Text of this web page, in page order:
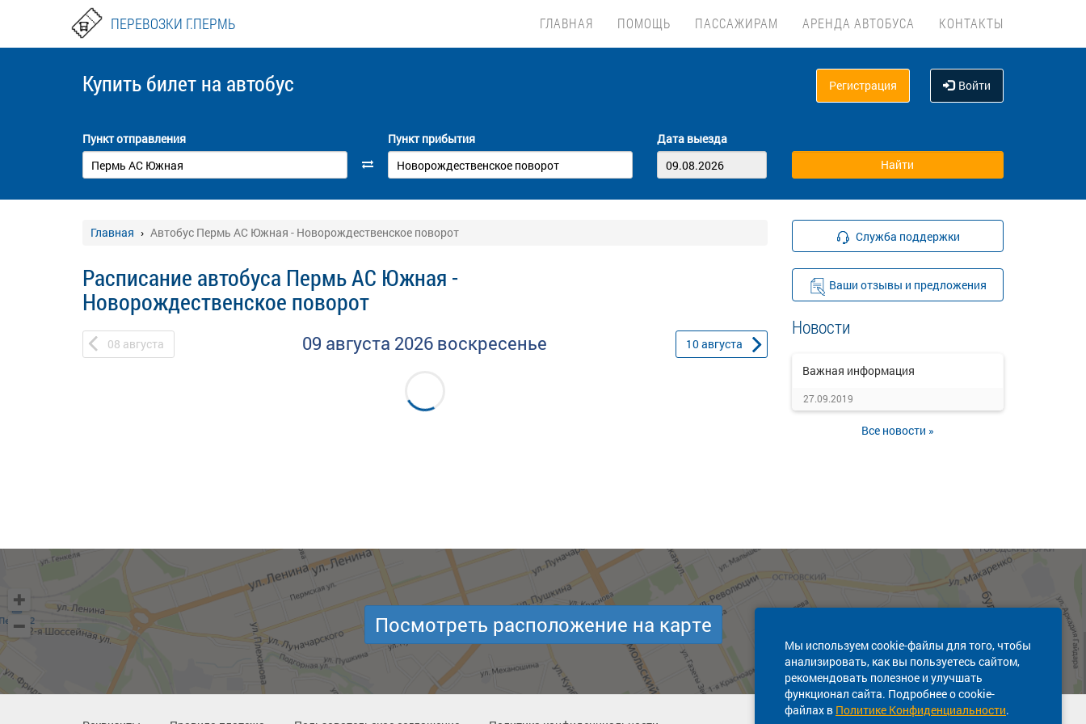
ПЕРЕВОЗКИ Г.ПЕРМЬ ГЛАВНАЯ ПОМОЩЬ ПАССАЖИРАМ АРЕНДА АВТОБУСА КОНТАКТЫ
Купить билет на автобус Регистрация Войти
Пункт отправления Пункт прибытия Дата выезда
Главная Автобус Пермь АС Южная - Новорождественское поворот
Расписание автобуса Пермь АС Южная -
Новорождественское поворот
08 августа 09 августа 2026 воскресенье 10августа
Служба поддержки
Ваши отзывы и предложения
Новости
Важная информация
27.09.2019
Все новости »
Мы используем cookie-файлы для того, чтобы
анализировать, как вы пользуетесь сайтом,
рекомендовать полезное и улучшать
функционал сайта. Подробнее о cookie-
файлах в Политике Конфиденциальности.
Посмотреть расположение на карте